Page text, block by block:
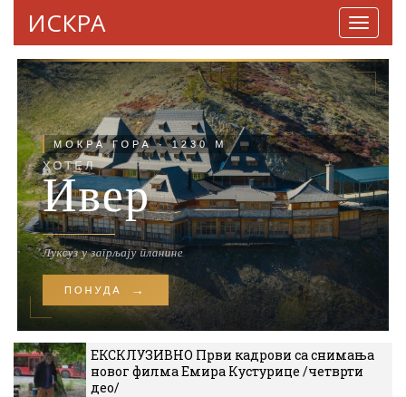
ИСКРА
ЕКСКЛУЗИВНО Први кадрови са снимања
новог филма Емира Кустурице /четврти
део/